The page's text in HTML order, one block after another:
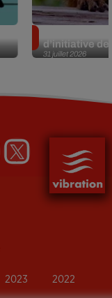
31 juillet 2026
d’initiative
2023 2022